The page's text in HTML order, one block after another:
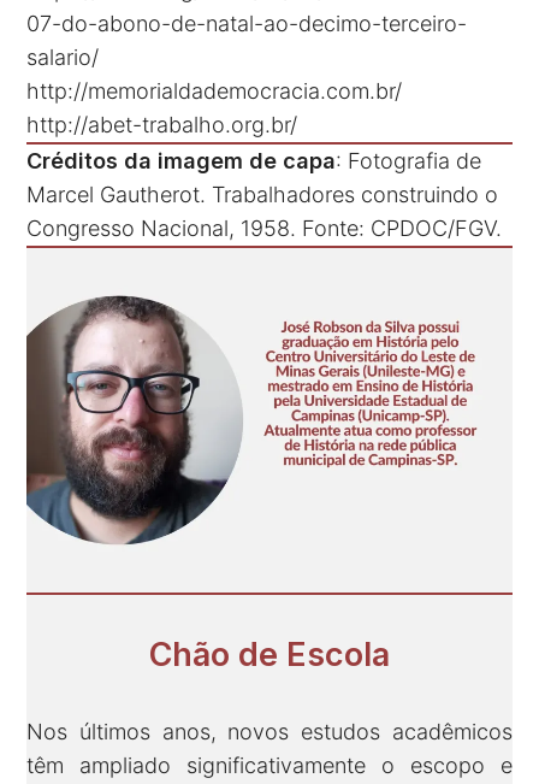
07-do-abono-de-natal-ao-decimo-terceiro-
salario/
http://memorialdademocracia.com.br/
http://abet-trabalho.org.br/
Créditos da imagem de capa: Fotografia de
Marcel Gautherot. Trabalhadores construindo o
Congresso Nacional, 1958. Fonte: CPDOC/FGV.
Chão de Escola
Nos últimos anos, novos estudos acadêmicos
têm ampliado significativamente o escopo e